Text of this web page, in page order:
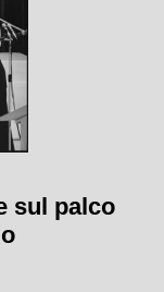
sul palco